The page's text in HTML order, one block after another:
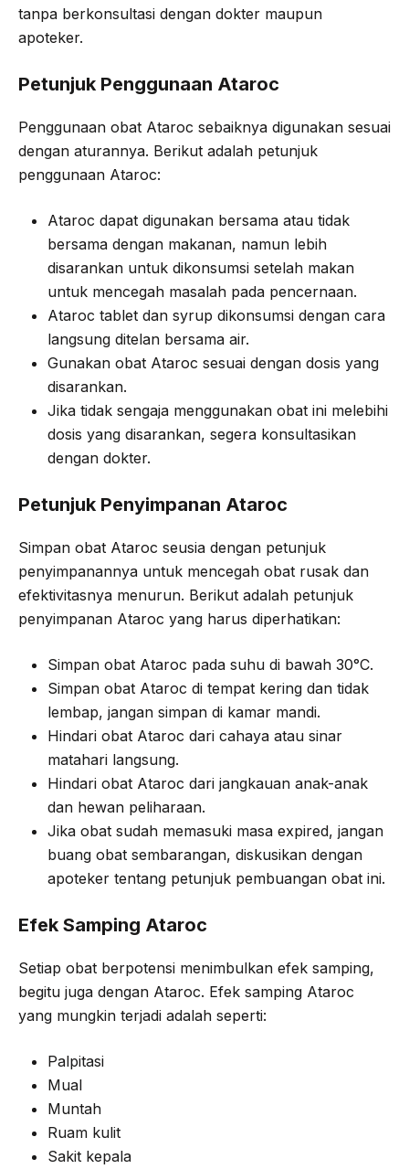
tanpa berkonsultasi dengan dokter maupun
apoteker.
Petunjuk Penggunaan Ataroc
Penggunaan obat Ataroc sebaiknya digunakan sesuai
dengan aturannya. Berikut adalah petunjuk
penggunaan Ataroc:
Ataroc dapat digunakan bersama atau tidak
bersama dengan makanan, namun lebih
disarankan untuk dikonsumsi setelah makan
untuk mencegah masalah pada pencernaan.
Ataroc tablet dan syrup dikonsumsi dengan cara
langsung ditelan bersama air.
Gunakan obat Ataroc sesuai dengan dosis yang
disarankan.
Jika tidak sengaja menggunakan obat ini melebihi
dosis yang disarankan, segera konsultasikan
dengan dokter.
Petunjuk Penyimpanan Ataroc
Simpan obat Ataroc seusia dengan petunjuk
penyimpanannya untuk mencegah obat rusak dan
efektivitasnya menurun. Berikut adalah petunjuk
penyimpanan Ataroc yang harus diperhatikan:
Simpan obat Ataroc pada suhu di bawah 30°C.
Simpan obat Ataroc di tempat kering dan tidak
lembap, jangan simpan di kamar mandi.
Hindari obat Ataroc dari cahaya atau sinar
matahari langsung.
Hindari obat Ataroc dari jangkauan anak-anak
dan hewan peliharaan.
Jika obat sudah memasuki masa expired, jangan
buang obat sembarangan, diskusikan dengan
apoteker tentang petunjuk pembuangan obat ini.
Efek Samping Ataroc
Setiap obat berpotensi menimbulkan efek samping,
begitu juga dengan Ataroc. Efek samping Ataroc
yang mungkin terjadi adalah seperti:
Palpitasi
Mual
Muntah
Ruam kulit
Sakit kepala